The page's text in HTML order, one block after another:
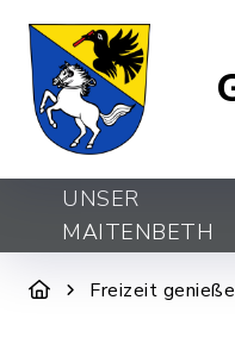
UNSER
MAITENBETH
Freizeit